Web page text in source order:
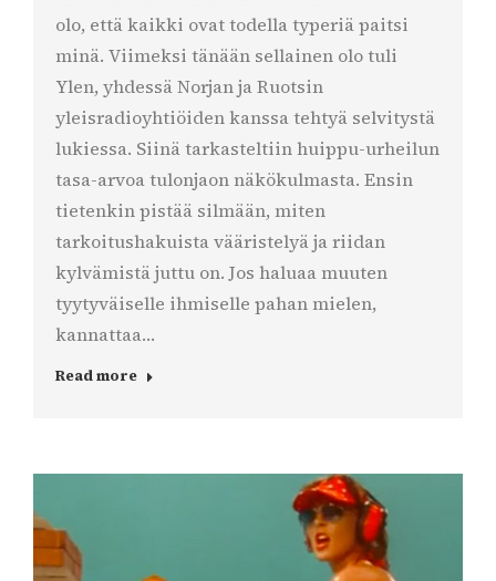
olo, että kaikki ovat todella typeriä paitsi
minä. Viimeksi tänään sellainen olo tuli
Ylen, yhdessä Norjan ja Ruotsin
yleisradioyhtiöiden kanssa tehtyä selvitystä
lukiessa. Siinä tarkasteltiin huippu-urheilun
tasa-arvoa tulonjaon näkökulmasta. Ensin
tietenkin pistää silmään, miten
tarkoitushakuista vääristelyä ja riidan
kylvämistä juttu on. Jos haluaa muuten
tyytyväiselle ihmiselle pahan mielen,
kannattaa…
Read more